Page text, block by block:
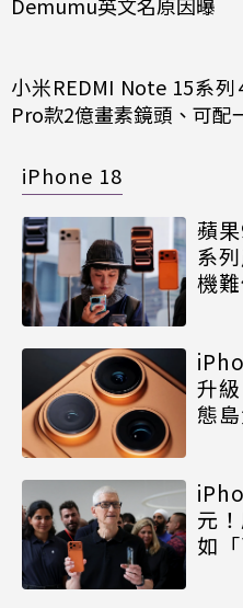
小米REDMI Note 15系
Pro款2億畫素鏡頭、可配
iPhone 18
蘋
系
機
升
態
元
如